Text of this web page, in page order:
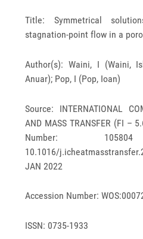
Title: Symmetrical
stagnation-point flow in a
Author(s): Waini, I (Waini,
Anuar); Pop, I (Pop, Ioan)
Source: INTERNATIONAL
AND MASS TRANSFER (FI –
Number:
10.1016/
JAN 2022
Accession Number:
ISSN: 0735-1933